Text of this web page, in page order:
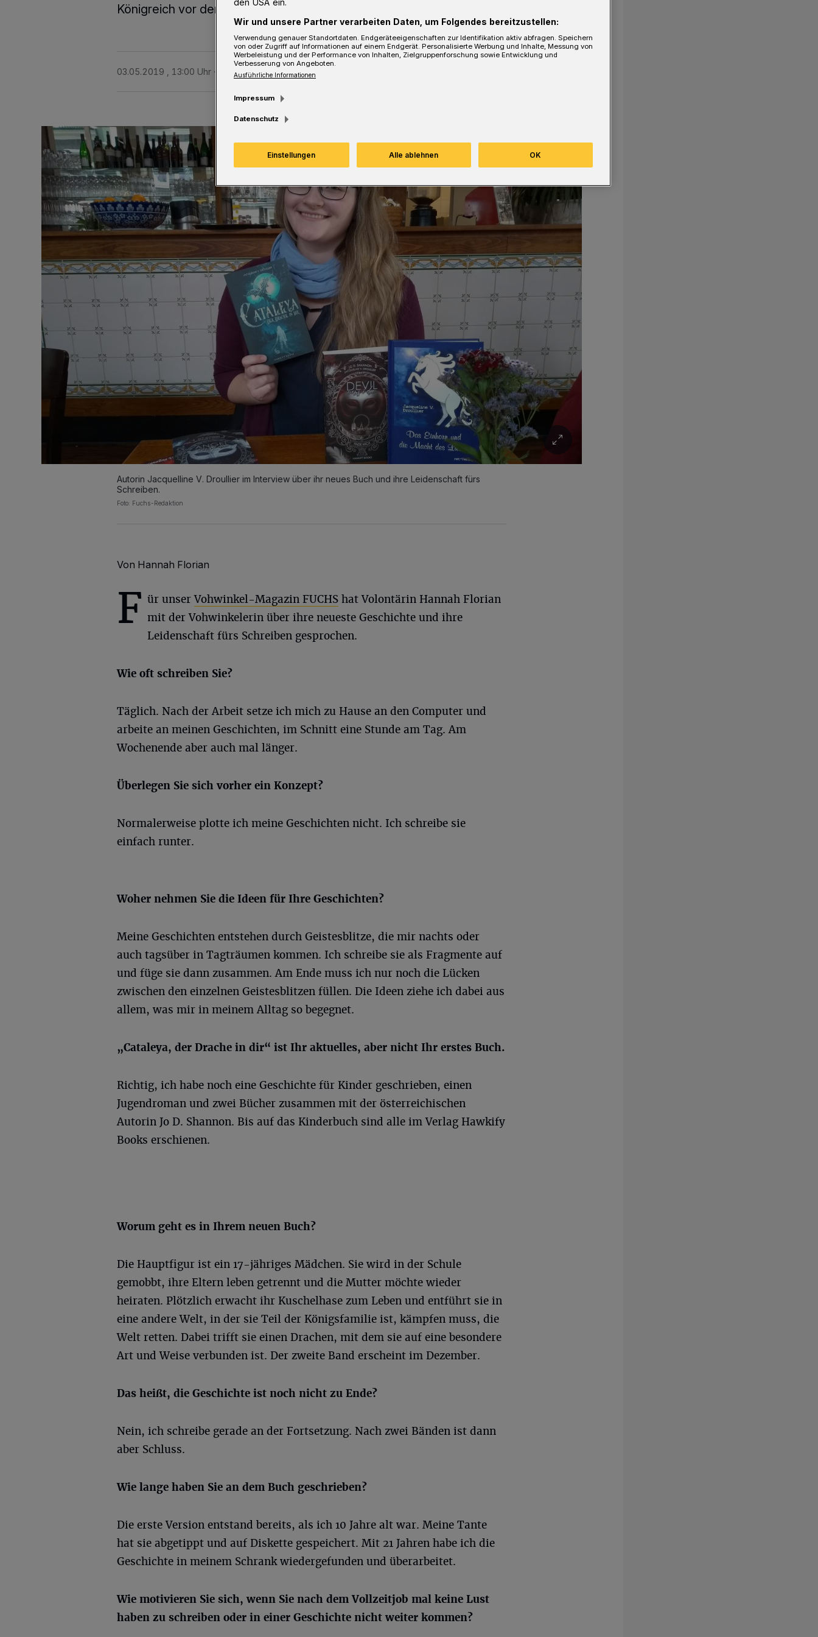
Königreich vor dem Untergang.
03.05.2019 , 13:00 Uhr 2 Minuten Lesezeit
Autorin Jacquelline V. Droullier im Interview über ihr neues Buch und ihre Leidenschaft fürs
Schreiben.
Foto: Fuchs-Redaktion
Von Hannah Florian
F ür unserVohwinkel-Magazin FUCHS hat Volontärin Hannah Florian
mit der Vohwinkelerin über ihre neueste Geschichte und ihre
Leidenschaft fürs Schreiben gesprochen.
Wie oft schreiben Sie?
Täglich. Nach der Arbeit setze ich mich zu Hause an den Computer und
arbeite an meinen Geschichten, im Schnitt eine Stunde am Tag. Am
Wochenende aber auch mal länger.
Überlegen Sie sich vorher ein Konzept?
Normalerweise plotte ich meine Geschichten nicht. Ich schreibe sie
einfach runter.
Woher nehmen Sie die Ideen für Ihre Geschichten?
Meine Geschichten entstehen durch Geistesblitze, die mir nachts oder
auch tagsüber in Tagträumen kommen. Ich schreibe sie als Fragmente auf
und füge sie dann zusammen. Am Ende muss ich nur noch die Lücken
zwischen den einzelnen Geistesblitzen füllen. Die Ideen ziehe ich dabei aus
allem, was mir in meinem Alltag so begegnet.
„Cataleya, der Drache in dir“ ist Ihr aktuelles, aber nicht Ihr erstes Buch.
Richtig, ich habe noch eine Geschichte für Kinder geschrieben, einen
Jugendroman und zwei Bücher zusammen mit der österreichischen
Autorin Jo D. Shannon. Bis auf das Kinderbuch sind alle im Verlag Hawkify
Books erschienen.
Worum geht es in Ihrem neuen Buch?
Die Hauptfigur ist ein 17-jähriges Mädchen. Sie wird in der Schule
gemobbt, ihre Eltern leben getrennt und die Mutter möchte wieder
heiraten. Plötzlich erwacht ihr Kuschelhase zum Leben und entführt sie in
eine andere Welt, in der sie Teil der Königsfamilie ist, kämpfen muss, die
Welt retten. Dabei trifft sie einen Drachen, mit dem sie auf eine besondere
Art und Weise verbunden ist. Der zweite Band erscheint im Dezember.
Das heißt, die Geschichte ist noch nicht zu Ende?
Nein, ich schreibe gerade an der Fortsetzung. Nach zwei Bänden ist dann
aber Schluss.
Wie lange haben Sie an dem Buch geschrieben?
Die erste Version entstand bereits, als ich 10 Jahre alt war. Meine Tante
hat sie abgetippt und auf Diskette gespeichert. Mit 21 Jahren habe ich die
Geschichte in meinem Schrank wiedergefunden und überarbeitet.
Wie motivieren Sie sich, wenn Sie nach dem Vollzeitjob mal keine Lust
haben zu schreiben oder in einer Geschichte nicht weiter kommen?
den USA ein.
Wir und unsere Partner verarbeiten Daten, um Folgendes bereitzustellen:
Verwendung genauer Standortdaten. Endgeräteeigenschaften zur Identifikation aktiv abfragen. Speichern
von oder Zugriff auf Informationen auf einem Endgerät. Personalisierte Werbung und Inhalte, Messung von
Werbeleistung und der Performance von Inhalten, Zielgruppenforschung sowie Entwicklung und
Verbesserung von Angeboten.
Ausführliche Informationen
Impressum
Datenschutz
Einstellungen Alle ablehnen OK